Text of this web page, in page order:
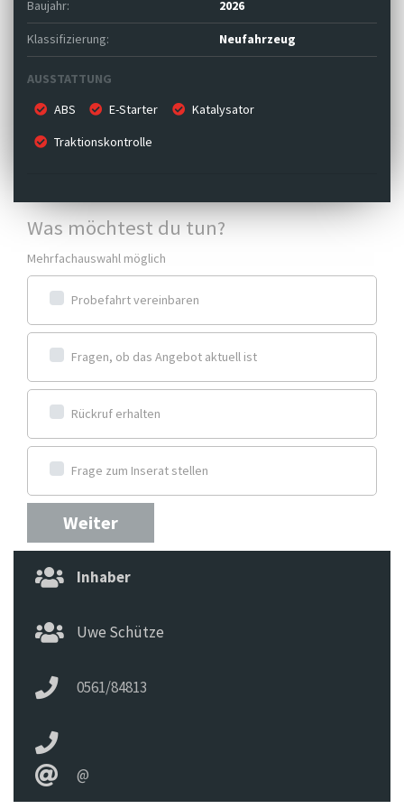
Baujahr: 2026
Klassifizierung: Neufahrzeug
AUSSTATTUNG
ABS
E-Starter Katalysator
Traktionskontrolle
Was möchtest du tun?
Mehrfachauswahl möglich
Probefahrt vereinbaren
Fragen, ob das Angebot aktuell ist
Rückruf erhalten
Frage zum Inserat stellen
Weiter
Inhaber
Uwe Schütze
0561/84813
@